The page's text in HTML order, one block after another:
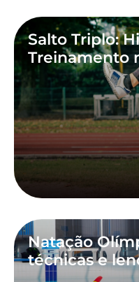
Salto Triplo:
Treinamento
Natação
técnicas e